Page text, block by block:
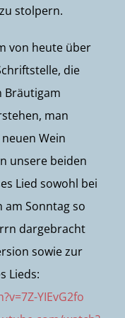
stolpern.
von heute über
die
Bräutigam
man
Wein
unsere beiden
Lied sowohl bei
am Sonntag so
dargebracht
sowie zur
Lieds:
YIEvG2fo